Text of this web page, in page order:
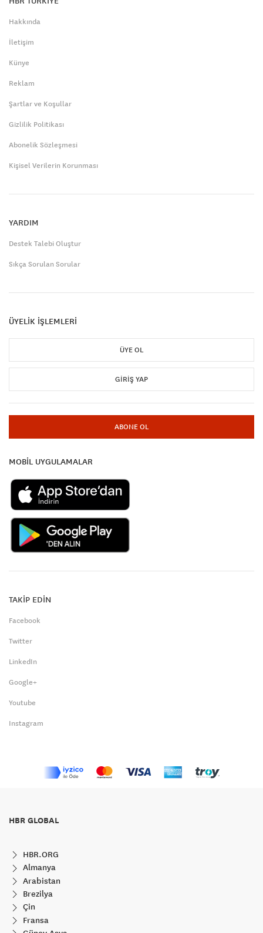
Hakkında
İletişim
Künye
Reklam
Şartlar ve Koşullar
Gizlilik Politikası
Abonelik Sözleşmesi
Kişisel Verilerin Korunması
YARDIM
Destek Talebi Oluştur
Sıkça Sorulan Sorular
ÜYELİK İŞLEMLERİ
ÜYE OL
GIRIŞ YAP
ABONE OL
MOBİL UYGULAMALAR
TAKİP EDİN
Facebook
Twitter
LinkedIn
Google+
Youtube
Instagram
HBR GLOBAL
HBR.ORG
Almanya
Arabistan
Brezilya
Çin
Fransa